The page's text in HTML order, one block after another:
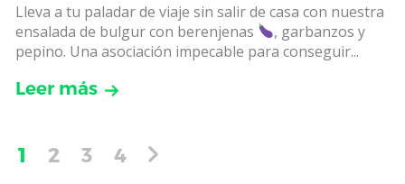
Lleva a tu paladar de viaje sin salir de casa con nuestra
ensalada de bulgur con berenjenas
, garbanzos y
pepino. Una asociación impecable para conseguir...
Leer más
1 2 3 4